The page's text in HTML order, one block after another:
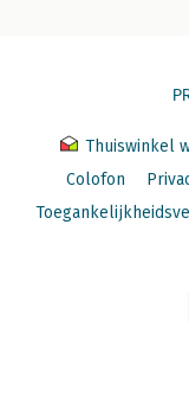
Thuiswinkel
Colofon